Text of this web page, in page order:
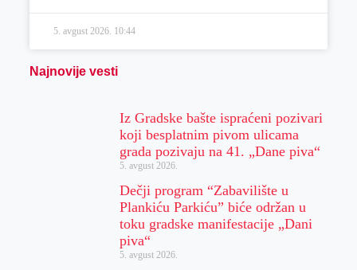
5. avgust 2026. 10:44
Najnovije vesti
Iz Gradske bašte ispraćeni pozivari
koji besplatnim pivom ulicama
grada pozivaju na 41. „Dane piva“
5. avgust 2026.
Dečji program “Zabavilište u
Plankiću Parkiću” biće održan u
toku gradske manifestacije „Dani
piva“
5. avgust 2026.